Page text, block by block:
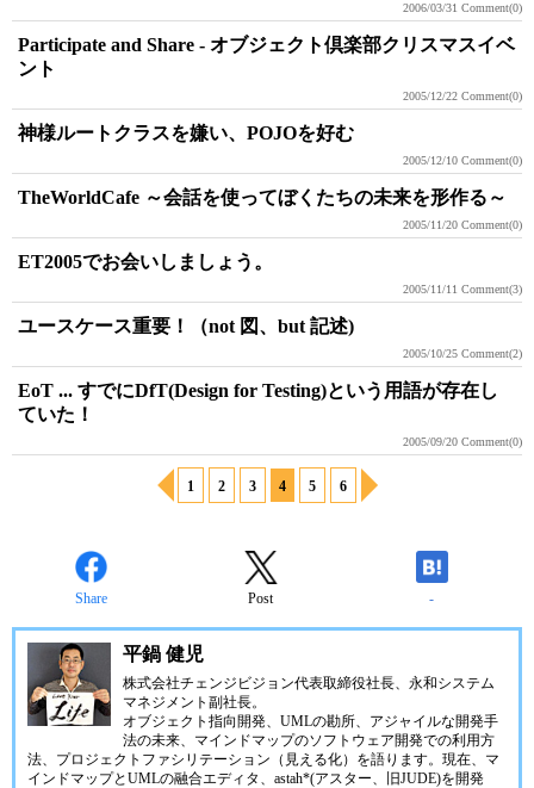
2006/03/31 Comment(0)
Participate and Share - オブジェクト倶楽部クリスマスイベ
ント
2005/12/22 Comment(0)
神様ルートクラスを嫌い、POJOを好む
2005/12/10 Comment(0)
TheWorldCafe ～会話を使ってぼくたちの未来を形作る～
2005/11/20 Comment(0)
ET2005でお会いしましょう。
2005/11/11 Comment(3)
ユースケース重要！（not 図、but 記述)
2005/10/25 Comment(2)
EoT ... すでにDfT(Design for Testing)という用語が存在し
ていた！
2005/09/20 Comment(0)
1 2 3 4 5 6
Share Post -
平鍋 健児
株式会社チェンジビジョン代表取締役社長、永和システム
マネジメント副社長。
オブジェクト指向開発、UMLの勘所、アジャイルな開発手
法の未来、マインドマップのソフトウェア開発での利用方
法、プロジェクトファシリテーション（見える化）を語ります。現在、マ
インドマップとUMLの融合エディタ、 astah*(アスター、旧JUDE)を開発